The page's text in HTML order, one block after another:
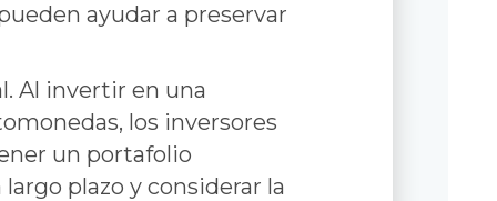
ayudar a preservar
Al invertir en una
los inversores
un portafolio
plazo y considerar la